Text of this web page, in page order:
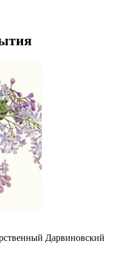
Дарвиновский